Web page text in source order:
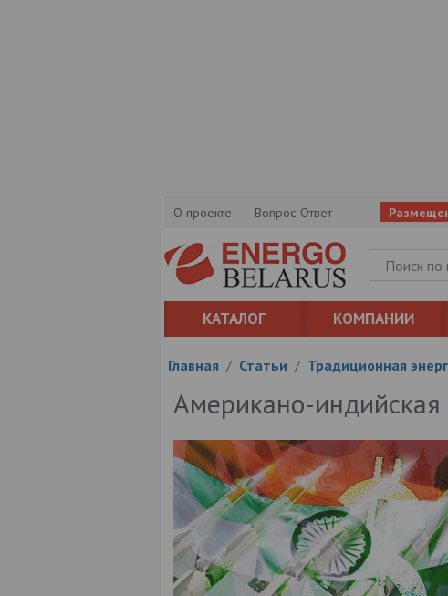
О проекте Вопрос-Ответ
КАТАЛОГ КОМПАНИИ
Главная / Статьи / Традиционная
Американо-